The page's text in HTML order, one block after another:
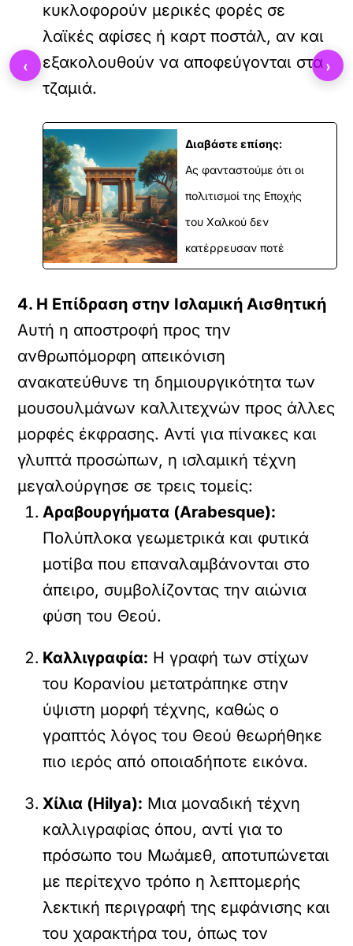
κυκλοφορούν μερικές φορές σε
λαϊκές αφίσες ή καρτ ποστάλ, αν και
εξακολουθούν να αποφεύγονται στα
τζαμιά.
Διαβάστε επίσης:
Ας φανταστούμε ότι οι
πολιτισμοί της Εποχής
του Χαλκού δεν
κατέρρευσαν ποτέ
4. Η Επίδραση στην Ισλαμική Αισθητική
Αυτή η αποστροφή προς την
ανθρωπόμορφη απεικόνιση
ανακατεύθυνε τη δημιουργικότητα των
μουσουλμάνων καλλιτεχνών προς άλλες
μορφές έκφρασης. Αντί για πίνακες και
γλυπτά προσώπων, η ισλαμική τέχνη
μεγαλούργησε σε τρεις τομείς:
Αραβουργήματα (Arabesque):
Πολύπλοκα γεωμετρικά και φυτικά
μοτίβα που επαναλαμβάνονται στο
άπειρο, συμβολίζοντας την αιώνια
φύση του Θεού.
Καλλιγραφία: Η γραφή των στίχων
του Κορανίου μετατράπηκε στην
ύψιστη μορφή τέχνης, καθώς ο
γραπτός λόγος του Θεού θεωρήθηκε
πιο ιερός από οποιαδήποτε εικόνα.
Χίλια (Hilya): Μια μοναδική τέχνη
καλλιγραφίας όπου, αντί για το
πρόσωπο του Μωάμεθ, αποτυπώνεται
με περίτεχνο τρόπο η λεπτομερής
λεκτική περιγραφή της εμφάνισης και
του χαρακτήρα του, όπως τον
‹ ›